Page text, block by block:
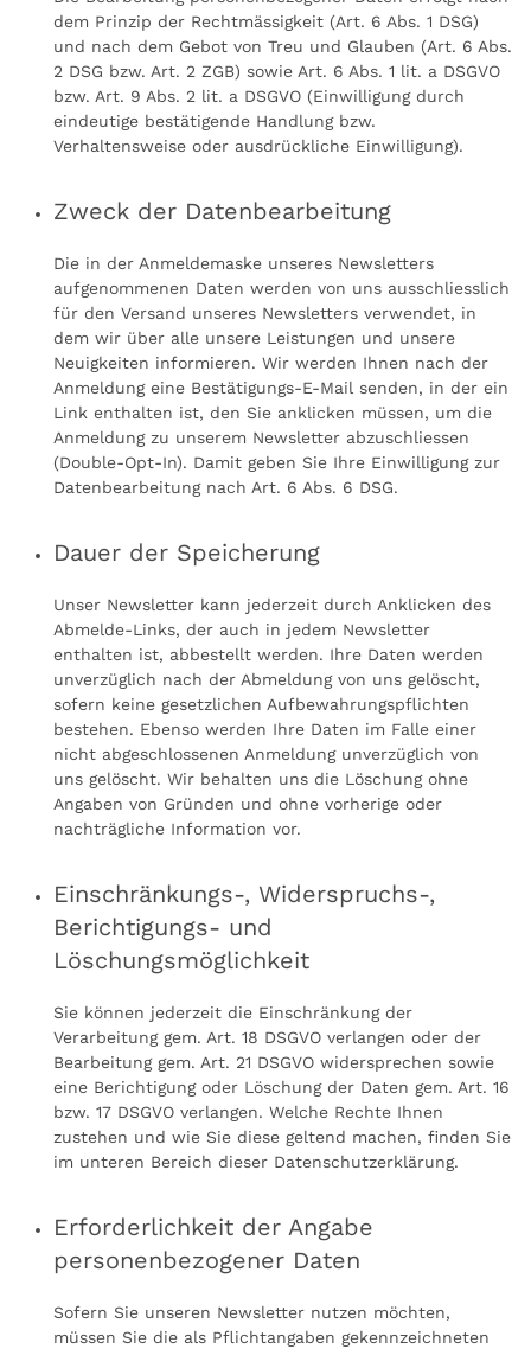
dem Prinzip der Rechtmässigkeit (Art. 6 Abs. 1 DSG)
und nach dem Gebot von Treu und Glauben (Art. 6 Abs.
2 DSG bzw. Art. 2 ZGB) sowie Art. 6 Abs. 1 lit. a DSGVO
bzw. Art. 9 Abs. 2 lit. a DSGVO (Einwilligung durch
eindeutige bestätigende Handlung bzw.
Verhaltensweise oder ausdrückliche Einwilligung).
Zweck der Datenbearbeitung
Die in der Anmeldemaske unseres Newsletters
aufgenommenen Daten werden von uns ausschliesslich
für den Versand unseres Newsletters verwendet, in
dem wir über alle unsere Leistungen und unsere
Neuigkeiten informieren. Wir werden Ihnen nach der
Anmeldung eine Bestätigungs-E-Mail senden, in der ein
Link enthalten ist, den Sie anklicken müssen, um die
Anmeldung zu unserem Newsletter abzuschliessen
(Double-Opt-In). Damit geben Sie Ihre Einwilligung zur
Datenbearbeitung nach Art. 6 Abs. 6 DSG.
Dauer der Speicherung
Unser Newsletter kann jederzeit durch Anklicken des
Abmelde-Links, der auch in jedem Newsletter
enthalten ist, abbestellt werden. Ihre Daten werden
unverzüglich nach der Abmeldung von uns gelöscht,
sofern keine gesetzlichen Aufbewahrungspflichten
bestehen. Ebenso werden Ihre Daten im Falle einer
nicht abgeschlossenen Anmeldung unverzüglich von
uns gelöscht. Wir behalten uns die Löschung ohne
Angaben von Gründen und ohne vorherige oder
nachträgliche Information vor.
Einschränkungs-, Widerspruchs-,
Berichtigungs- und
Löschungsmöglichkeit
Sie können jederzeit die Einschränkung der
Verarbeitung gem. Art. 18 DSGVO verlangen oder der
Bearbeitung gem. Art. 21 DSGVO widersprechen sowie
eine Berichtigung oder Löschung der Daten gem. Art. 16
bzw. 17 DSGVO verlangen. Welche Rechte Ihnen
zustehen und wie Sie diese geltend machen, finden Sie
im unteren Bereich dieser Datenschutzerklärung.
Erforderlichkeit der Angabe
personenbezogener Daten
Sofern Sie unseren Newsletter nutzen möchten,
müssen Sie die als Pflichtangaben gekennzeichneten